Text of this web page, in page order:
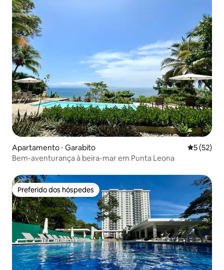
Apartamento ⋅ Garabito 5 de uma
5 (52)
Bem-aventurança à beira-mar em Punta Leona
Preferido dos hóspedes
Preferido dos hóspedes